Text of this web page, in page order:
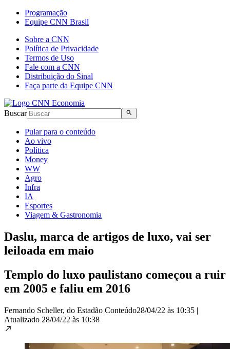
Programação
Equipe CNN Brasil
Sobre a CNN
Política de Privacidade
Termos de Uso
Fale com a CNN
Distribuição do Sinal
Faça parte da Equipe CNN
Buscar
Pular para o conteúdo
Ao vivo
Política
Money
WW
Agro
Infra
IA
Esportes
Viagem & Gastronomia
Daslu, marca de artigos de luxo, vai ser
leiloada em maio
Templo do luxo paulistano começou a ruir
em 2005 e faliu em 2016
Fernando Scheller, do Estadão Conteúdo28/04/22 às 10:35 |
Atualizado 28/04/22 às 10:38